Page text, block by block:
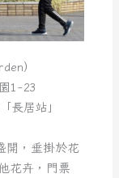
）
1-23
長居站」
開，垂掛於花
花卉，門票